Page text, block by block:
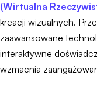
(Wirtualna
kreacji wizualnych.
zaawansowane
interaktywne
wzmacnia